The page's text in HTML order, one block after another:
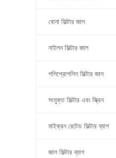
বোনা ফিল্টার জাল
নাইলন ফিল্টার জাল
পলিপ্রোপলিন ফিল্টার জাল
সংযুক্ত ফিল্টার এবং স্ক্রিন
মাইক্রন রেটেড ফিল্টার ব্যাগ
জাল ফিল্টার ব্যাগ